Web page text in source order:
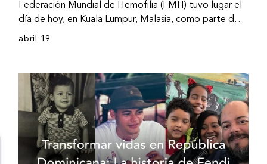
Federación Mundial de Hemofilia (FMH) tuvo lugar el
día de hoy, en Kuala Lumpur, Malasia, como parte del
Congreso Mundial 2026 de la FMH. La reunión abarcó
avances por parte de la dirección de la FMH. Al
evento asistieron representantes de las organizaciones
nacionales miembros (ONM) de la FMH y otras partes
interesadas.
abril 19